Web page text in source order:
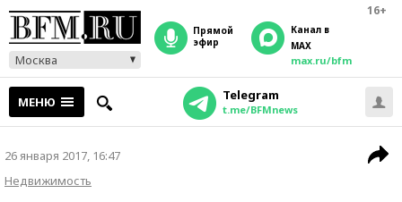
16+
Москва
прямой
эфир
Канал в
MAX
max.ru/bfm
МЕНЮ Telegram
t.me/BFMnews
26 января 2017, 16:47
Недвижимость